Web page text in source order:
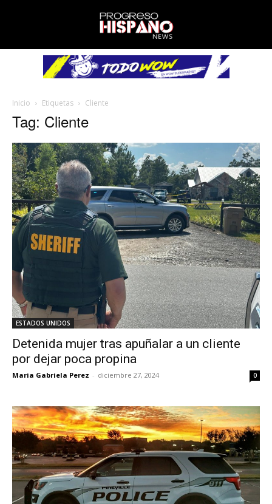
Inicio Etiquetas Cliente
Tag: Cliente
ESTADOS UNIDOS
Detenida mujer tras apuñalar a un cliente
por dejar poca propina
Maria Gabriela Perez - diciembre 27, 2024 0